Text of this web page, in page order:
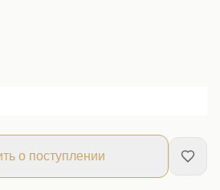
о поступлении